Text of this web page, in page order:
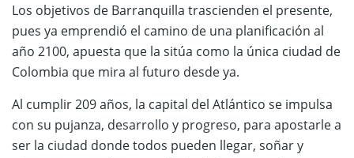
Los objetivos de Barranquilla trascienden el presente,
pues ya emprendió el camino de una planificación al
año 2100, apuesta que la sitúa como la única ciudad de
Colombia que mira al futuro desde ya.
Al cumplir 209 años, la capital del Atlántico se impulsa
con su pujanza, desarrollo y progreso, para apostarle a
ser la ciudad donde todos pueden llegar, soñar y